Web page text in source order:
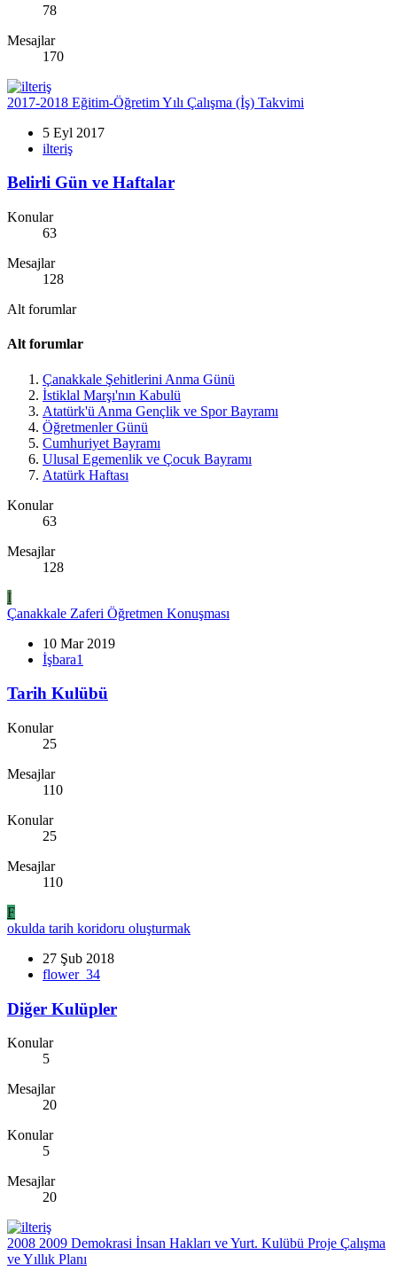
78
Mesajlar
170
2017-2018 Eğitim-Öğretim Yılı Çalışma (İş) Takvimi
5 Eyl 2017
ilteriş
Belirli Gün ve Haftalar
Konular
63
Mesajlar
128
Alt forumlar
Alt forumlar
Çanakkale Şehitlerini Anma Günü
İstiklal Marşı'nın Kabulü
Atatürk'ü Anma Gençlik ve Spor Bayramı
Öğretmenler Günü
Cumhuriyet Bayramı
Ulusal Egemenlik ve Çocuk Bayramı
Atatürk Haftası
Konular
63
Mesajlar
128
İ
Çanakkale Zaferi Öğretmen Konuşması
10 Mar 2019
İşbara1
Tarih Kulübü
Konular
25
Mesajlar
110
Konular
25
Mesajlar
110
F
okulda tarih koridoru oluşturmak
27 Şub 2018
flower_34
Diğer Kulüpler
Konular
5
Mesajlar
20
Konular
5
Mesajlar
20
2008 2009 Demokrasi İnsan Hakları ve Yurt. Kulübü Proje Çalışma
ve Yıllık Planı